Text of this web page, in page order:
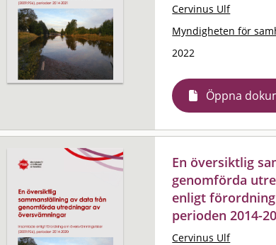
Cervinus Ulf
Myndigheten för
2022
Öppna
En översiktlig
genomförda
enligt
perioden 2014-
Cervinus Ulf